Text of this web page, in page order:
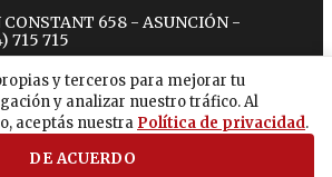
y terceros para mejorar tu
y analizar nuestro tráfico. Al
aceptás nuestra Política de privacidad.
DE ACUERDO
658 - ASUNCIÓN -
715 715
tiktokyoutubespotify